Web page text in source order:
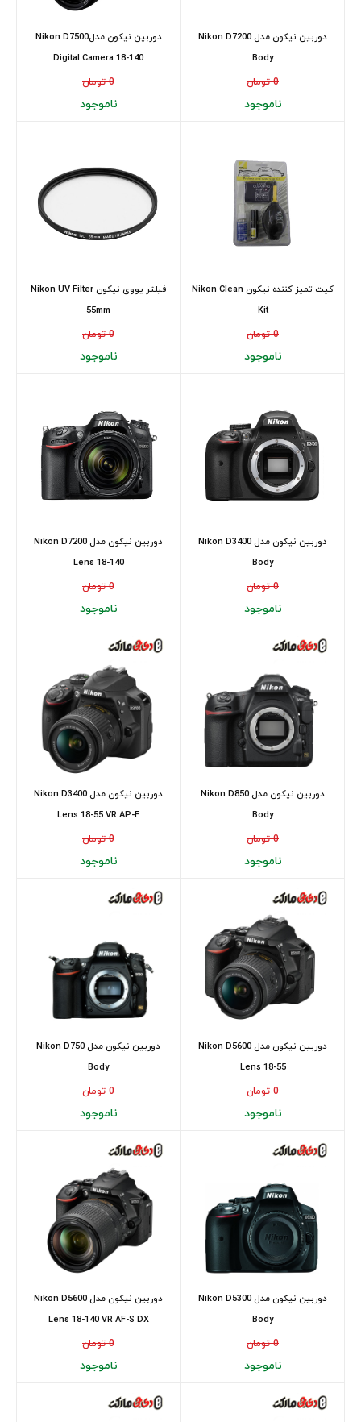
دوربین نیکون مدلNikon D7500
Digital Camera 18-140
0 تومان
ناموجود
دوربین نیکون مدل Nikon D7200
Body
0 تومان
ناموجود
فیلتر یووی نیکون Nikon UV Filter
55mm
0 تومان
ناموجود
کیت تمیز کننده نیکون Nikon Clean
Kit
0 تومان
ناموجود
دوربین نیکون مدل Nikon D7200
Lens 18-140
0 تومان
ناموجود
دوربین نیکون مدل Nikon D3400
Body
0 تومان
ناموجود
دوربین نیکون مدل Nikon D3400
Lens 18-55 VR AP-F
0 تومان
ناموجود
دوربین نیکون مدل Nikon D850
Body
0 تومان
ناموجود
دوربین نیکون مدل Nikon D750
Body
0 تومان
ناموجود
دوربین نیکون مدل Nikon D5600
Lens 18-55
0 تومان
ناموجود
دوربین نیکون مدل Nikon D5600
Lens 18-140 VR AF-S DX
0 تومان
ناموجود
دوربین نیکون مدل Nikon D5300
Body
0 تومان
ناموجود